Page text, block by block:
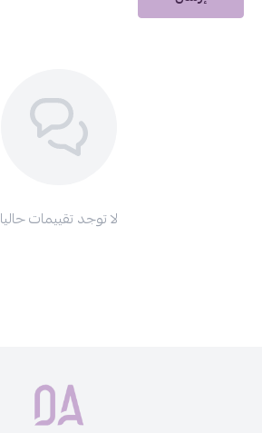
لا توجد تقييمات حاليا